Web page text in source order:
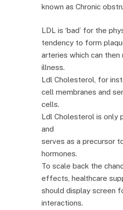
known as Chronic
LDL is ‘bad’ for the
tendency to form
arteries which can then
illness.
Ldl Cholesterol, for
cell membranes and
cells.
Ldl Cholesterol is only
and
serves as a precursor
hormones.
To scale back the
effects, healthcare
should display screen
interactions.